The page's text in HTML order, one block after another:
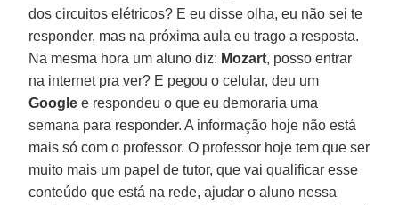
dos circuitos elétricos? E eu disse olha, eu não sei te
responder, mas na próxima aula eu trago a resposta.
Na mesma hora um aluno diz: Mozart, posso entrar
na internet pra ver? E pegou o celular, deu um
Google e respondeu o que eu demoraria uma
semana para responder. A informação hoje não está
mais só com o professor. O professor hoje tem que ser
muito mais um papel de tutor, que vai qualificar esse
conteúdo que está na rede, ajudar o aluno nessa